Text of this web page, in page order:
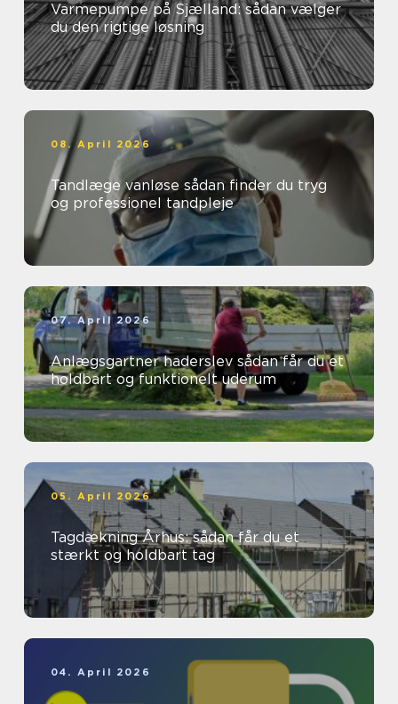
Varmepumpe på Sjælland: sådan vælger
du den rigtige løsning
08. April 2026
Tandlæge vanløse sådan finder du tryg
og professionel tandpleje
07. April 2026
Anlægsgartner haderslev sådan får du et
holdbart og funktionelt uderum
05. April 2026
Tagdækning Århus: sådan får du et
stærkt og holdbart tag
04. April 2026